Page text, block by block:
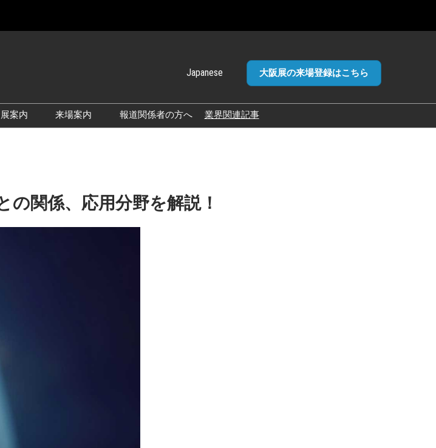
Japanese
English
大阪展の来場登録はこちら
案内 来場案内
シー
報道関係者の方へ 業界関連記事
の関係、応用分野を解説！